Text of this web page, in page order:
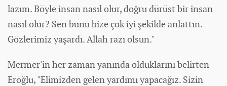
lazım. Böyle insan nasıl olur, doğru dürüst bir insan
nasıl olur? Sen bunu bize çok iyi şekilde anlattın.
Gözlerimiz yaşardı. Allah razı olsun."
Mermer'in her zaman yanında olduklarını belirten
Eroğlu, "Elimizden gelen yardımı yapacağız. Sizin